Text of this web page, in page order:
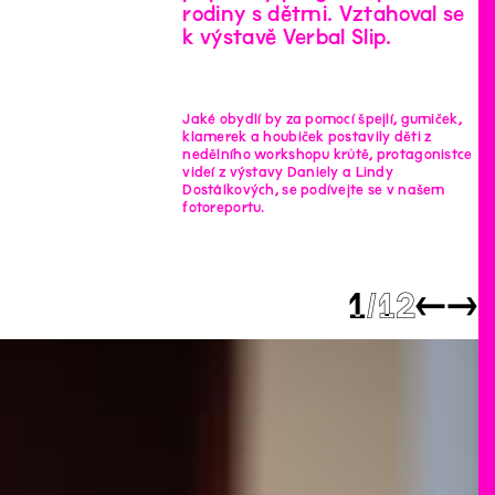
rodiny s dětmi. Vztahoval se
k výstavě Verbal Slip.
Jaké obydlí by za pomocí špejlí, gumiček,
klamerek a houbiček postavily děti z
nedělního workshopu krůtě, protagonistce
videí z výstavy Daniely a Lindy
Dostálkových, se podívejte se v našem
fotoreportu.
1 12←→